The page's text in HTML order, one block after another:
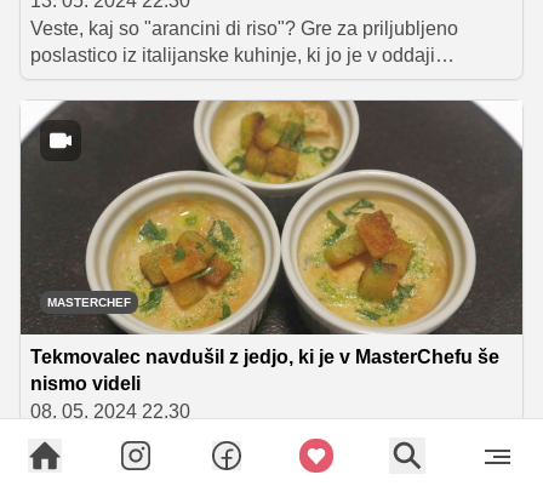
Veste, kaj so "arancini di riso"? Gre za priljubljeno
poslastico iz italijanske kuhinje, ki jo je v oddaji
MasterChef poustvaril Luka Pangos. Klasiko je sicer
obogatil s skrbno izbrano kombinacijo okusov, na
samem pokušanju pa je Luka Jezeršek njegov arancin
označil za najboljšega, ki ga je kadarkoli jedel.
MASTERCHEF
Tekmovalec navdušil z jedjo, ki je v MasterChefu še
nismo videli
08. 05. 2024 22.30
V oddaji MasterChef so se tekmovalci tokrat pomerili na
izjemno zahtevnem individualnem testu. Sodniki so jim